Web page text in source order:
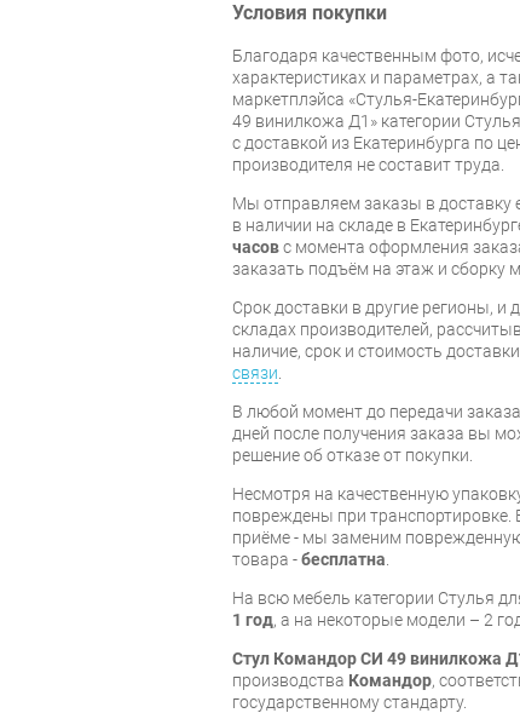
Условия покупки
Благодаря качественным фото,
характеристиках и параметрах, а
маркетплэйса «Стулья-
49 винилкожа Д1» категории
с доставкой из Екатеринбурга по
производителя не составит труда.
Мы отправляем заказы в доставку
в наличии на складе в
часовс момента оформления
заказать подъём на этаж и сборку
Срок доставки в другие регионы, и
складах производителей,
наличие, срок и стоимость
связи
В любой момент до передачи
дней после получения заказа вы
решение об отказе от покупки.
Несмотря на качественную
повреждены при транспортировке.
приёме - мы заменим
товара -бесплатна
На всю мебель категории Стулья
1 год, а на некоторые модели – 2
Стул Командор СИ 49 винилкожа
производства Командор,
государственному стандарту.